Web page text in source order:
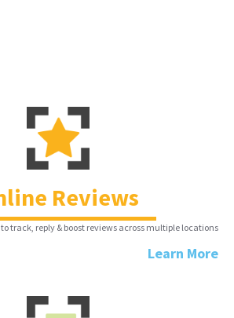
Reviews
track, reply & boost reviews across multiple locations.
Learn More